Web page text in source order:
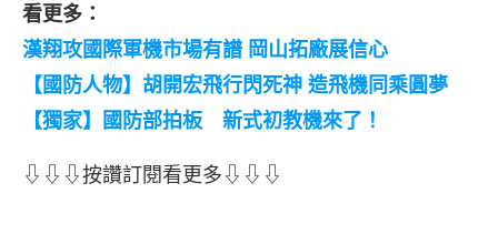
看更多：
漢翔攻國際軍機市場有譜 岡山拓廠展信心
【國防人物】胡開宏飛行閃死神 造飛機同乘圓夢
【獨家】國防部拍板 新式初教機來了！
⇩⇩⇩按讚訂閱看更多⇩⇩⇩